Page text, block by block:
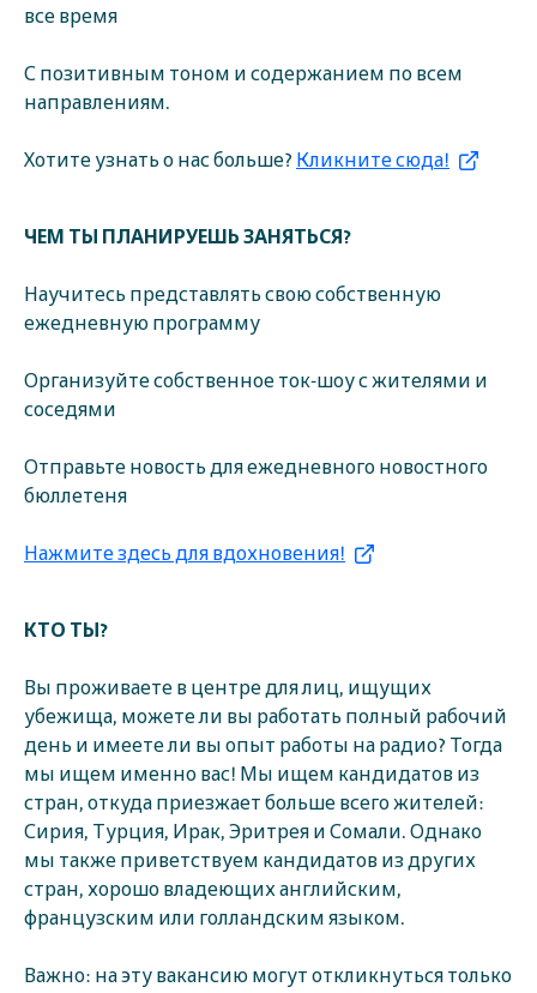
все время
С позитивным тоном и содержанием по всем
направлениям.
Хотите узнать о нас больше? Кликните сюда!
ЧЕМ ТЫ ПЛАНИРУЕШЬ ЗАНЯТЬСЯ?
Научитесь представлять свою собственную
ежедневную программу
Организуйте собственное ток-шоу с жителями и
соседями
Отправьте новость для ежедневного новостного
бюллетеня
Нажмите здесь для вдохновения!
КТО ТЫ?
Вы проживаете в центре для лиц, ищущих
убежища, можете ли вы работать полный рабочий
день и имеете ли вы опыт работы на радио? Тогда
мы ищем именно вас! Мы ищем кандидатов из
стран, откуда приезжает больше всего жителей:
Сирия, Турция, Ирак, Эритрея и Сомали. Однако
мы также приветствуем кандидатов из других
стран, хорошо владеющих английским,
французским или голландским языком.
Важно: на эту вакансию могут откликнуться только